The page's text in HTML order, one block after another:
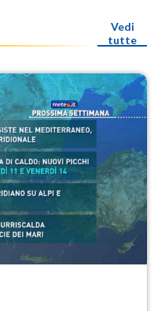
Vedi
tutte